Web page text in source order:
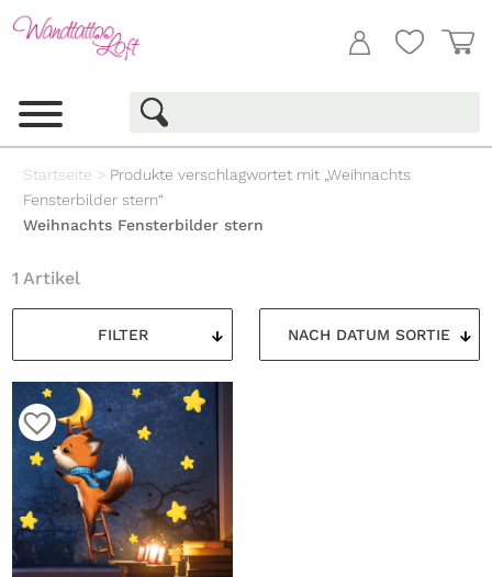
Startseite > Produkte verschlagwortet mit „Weihnachts
Fensterbilder stern“
Weihnachts Fensterbilder stern
FILTER
1 Artikel